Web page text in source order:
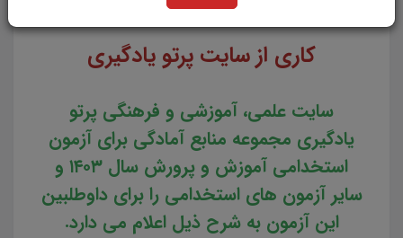
کاری از سایت پرتو یادگیری
سایت علمی، آموزشی و فرهنگی پرتو
یادگیری مجموعه منابع آمادگی برای آزمون
استخدامی آموزش و پرورش سال ۱۴۰۳ و
سایر آزمون های استخدامی را برای داوطلبین
این آزمون به شرح ذیل اعلام می دارد.